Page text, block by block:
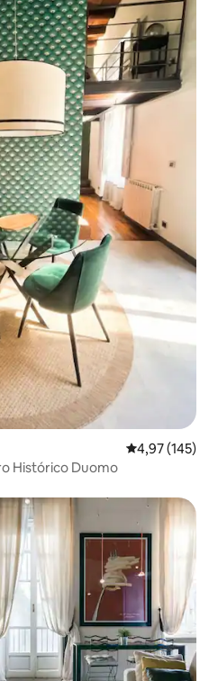
Classificação
4,97 (145)
Histórico Duomo